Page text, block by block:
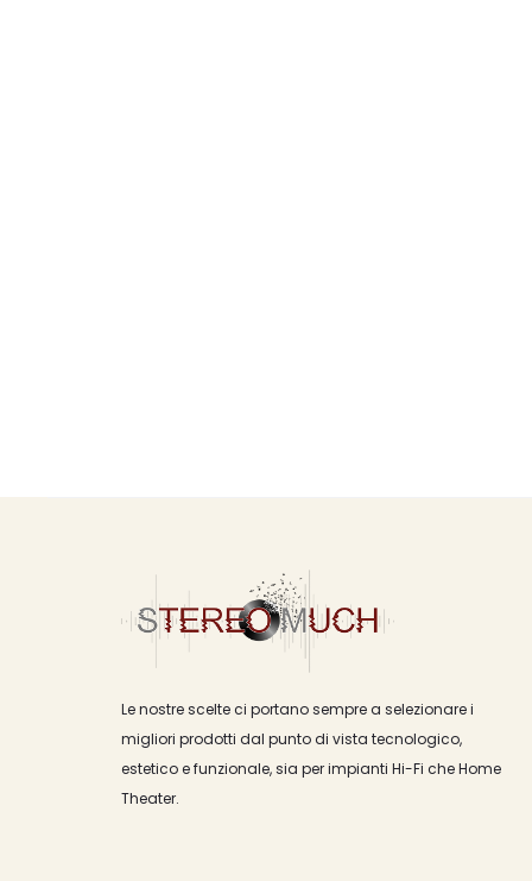
Le nostre scelte ci portano sempre a selezionare i
migliori prodotti dal punto di vista tecnologico,
estetico e funzionale, sia per impianti Hi-Fi che Home
Theater.